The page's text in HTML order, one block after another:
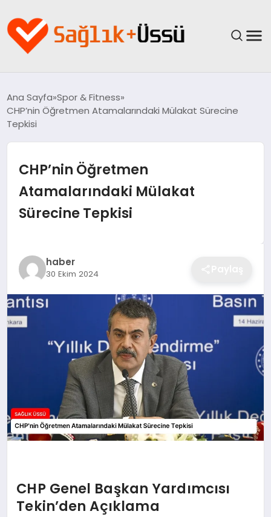
YAŞAM
SPOR & FITNESS
Ana Sayfa Spor & Fitness
CHP’nin Öğretmen Atamalarındaki Mülakat Sürecine
Tepkisi
CHP’nin Öğretmen
Atamalarındaki Mülakat
Sürecine Tepkisi
haber
30 Ekim 2024
CHP Genel Başkan Yardımcısı
Tekin’den Açıklama